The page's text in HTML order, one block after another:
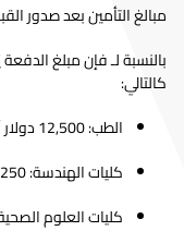
مبالغ التأمين بعد صدور
بالنسبة لـ فإن مبلغ
كالتالي:
الطب: 12,500 دولار أمريكي
كليات الهندسة: 3,250 دولار أمريكي
كليات العلوم الصحية: 4,000 دولار